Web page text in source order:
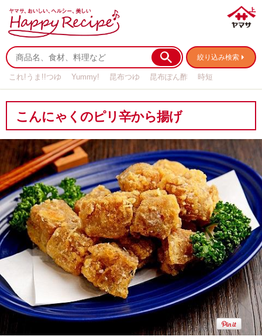
絞り込み検索
これ!うま!!つゆ Yummy! 昆布つゆ 昆布ぽん酢
時短
こんにゃくのピリ辛から揚げ